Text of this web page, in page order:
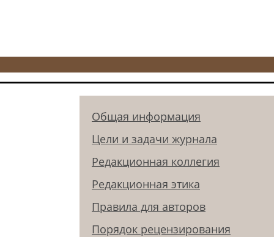
Общая информация
Цели и задачи журнала
Редакционная коллегия
Редакционная этика
Правила для авторов
Порядок рецензирования